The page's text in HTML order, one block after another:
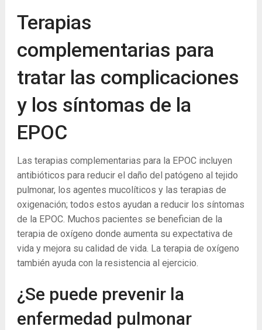
Terapias
complementarias para
tratar las complicaciones
y los síntomas de la
EPOC
Las terapias complementarias para la EPOC incluyen
antibióticos para reducir el daño del patógeno al tejido
pulmonar, los agentes mucolíticos y las terapias de
oxigenación; todos estos ayudan a reducir los síntomas
de la EPOC. Muchos pacientes se benefician de la
terapia de oxígeno donde aumenta su expectativa de
vida y mejora su calidad de vida. La terapia de oxígeno
también ayuda con la resistencia al ejercicio.
¿Se puede prevenir la
enfermedad pulmonar